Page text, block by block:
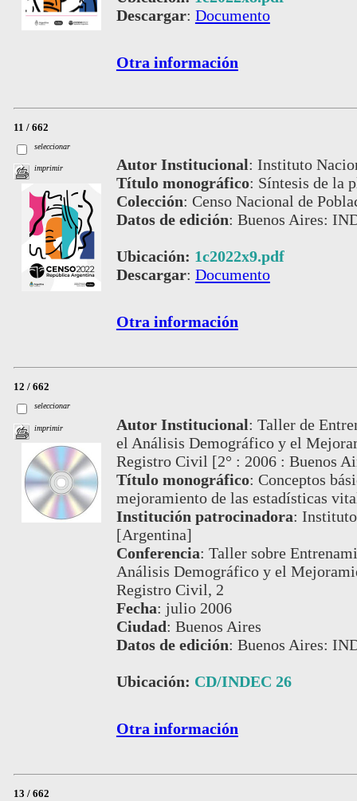
Descargar: Documento
Otra información
11 / 662
seleccionar
imprimir Autor Institucional: Instituto
Título monográfico: Síntesis de la
Colección: Censo Nacional de
Datos de edición: Buenos Aires:
Ubicación: 1c2022x9.pdf
Descargar: Documento
Otra información
12 / 662
seleccionar
imprimir Autor Institucional: Taller de
el Análisis Demográfico y el
Registro Civil [2° : 2006 : Buenos
Título monográfico: Conceptos
mejoramiento de las estadísticas
Institución patrocinadora:
[Argentina]
Conferencia: Taller sobre
Análisis Demográfico y el
Registro Civil, 2
Fecha: julio 2006
Ciudad: Buenos Aires
Datos de edición: Buenos Aires:
Ubicación: CD/INDEC 26
Otra información
13 / 662